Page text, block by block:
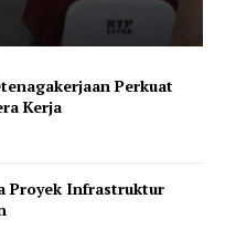
Perkuat
Kerja
Proyek Infrastruktur